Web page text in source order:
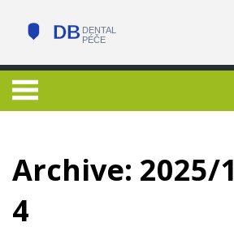
Archive: 2025/
4